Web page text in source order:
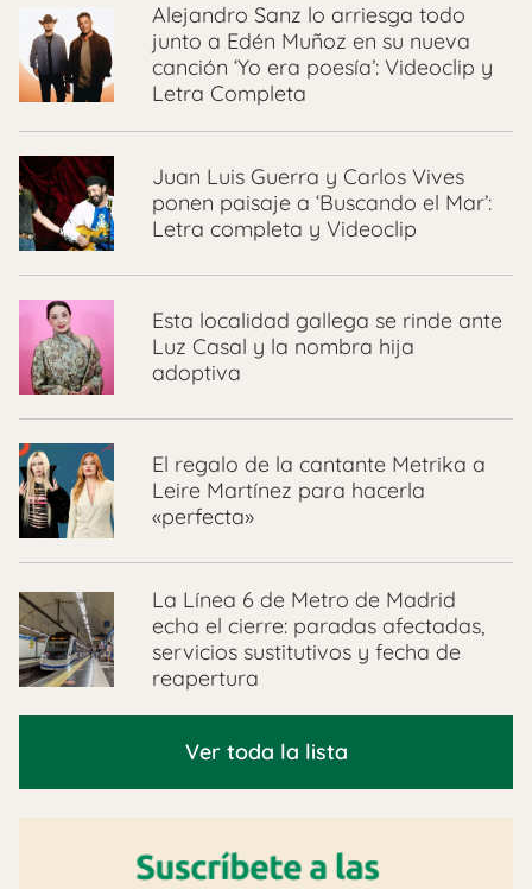
Alejandro Sanz lo arriesga todo
junto a Edén Muñoz en su nueva
canción ‘Yo era poesía’: Videoclip y
Letra Completa
Juan Luis Guerra y Carlos Vives
ponen paisaje a ‘Buscando el Mar’:
Letra completa y Videoclip
Esta localidad gallega se rinde ante
Luz Casal y la nombra hija
adoptiva
El regalo de la cantante Metrika a
Leire Martínez para hacerla
«perfecta»
La Línea 6 de Metro de Madrid
echa el cierre: paradas afectadas,
servicios sustitutivos y fecha de
reapertura
Ver toda la lista